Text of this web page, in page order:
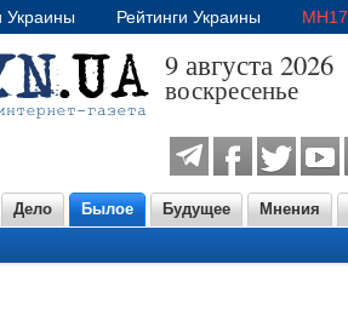
Украины Рейтинги Украины MH17
9 августа 2026
воскресенье
Дело Былое Будущее Мнения